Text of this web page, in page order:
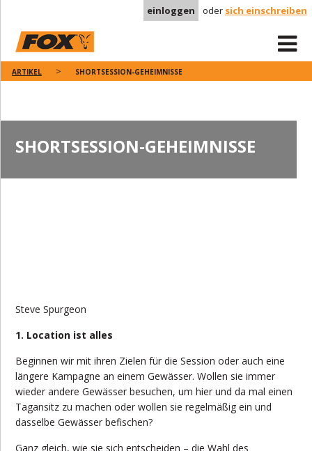
einloggen oder sich einschreiben
ARTIKEL SHORTSESSION-GEHEIMNISSE
SHORTSESSION-GEHEIMNISSE
Steve Spurgeon
1. Location ist alles
Beginnen wir mit ihren Zielen für die Session oder auch eine
längere Kampagne an einem Gewässer. Wollen sie immer
wieder andere Gewässer besuchen, um hier und da mal einen
Tagansitz zu machen oder wollen sie regelmäßig ein und
dasselbe Gewässer befischen?
Ganz gleich, wie sie sich entscheiden – die Wahl des